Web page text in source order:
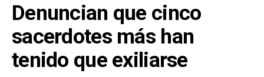
Denuncian que cinco
sacerdotes más han
tenido que exiliarse